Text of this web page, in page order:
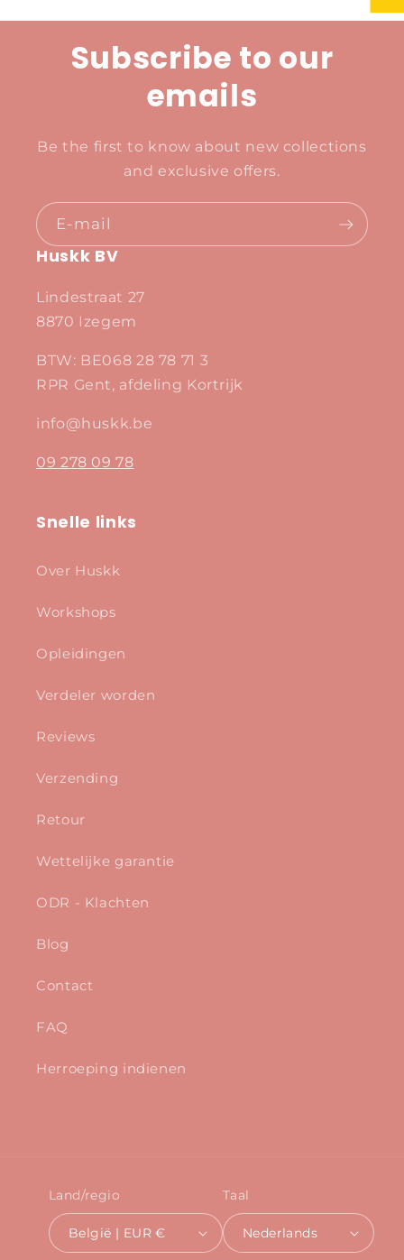
Subscribe to our
emails
Be the first to know about new collections
and exclusive offers.
E‑mail
Huskk BV
Lindestraat 27
8870 Izegem
BTW: BE068 28 78 71 3
RPR Gent, afdeling Kortrijk
info@huskk.be
09 278 09 78
Snelle links
Over Huskk
Workshops
Opleidingen
Verdeler worden
Reviews
Verzending
Retour
Wettelijke garantie
ODR - Klachten
Blog
Contact
FAQ
Herroeping indienen
Land/regio
België | EUR €
Taal
Nederlands